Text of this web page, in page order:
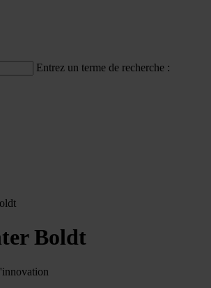
Entrez un terme de recherche :
Boldt